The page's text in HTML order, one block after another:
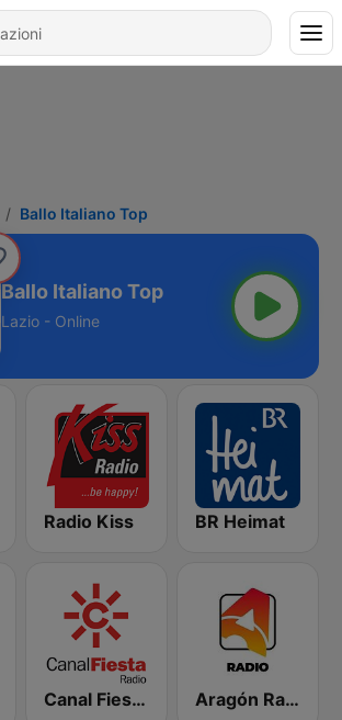
Ballo Italiano Top
Ballo Italiano Top
Lazio - Online
Radio Kiss BR Heimat
Canal Fiesta Radio Aragón Radio